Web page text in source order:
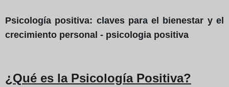
Psicología positiva: claves para el bienestar y el
crecimiento personal - psicologia positiva
¿Qué es la Psicología Positiva?